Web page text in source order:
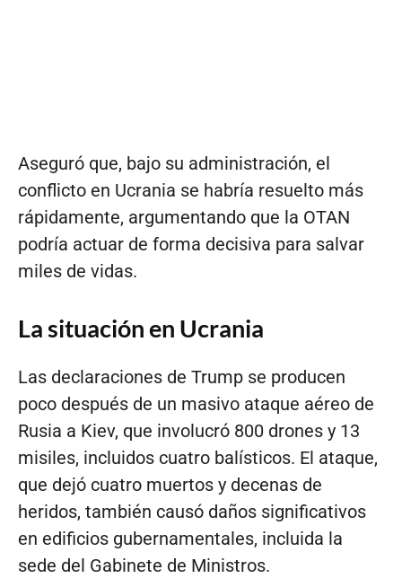
Aseguró que, bajo su administración, el
conflicto en Ucrania se habría resuelto más
rápidamente, argumentando que la OTAN
podría actuar de forma decisiva para salvar
miles de vidas.
La situación en Ucrania
Las declaraciones de Trump se producen
poco después de un masivo ataque aéreo de
Rusia a Kiev, que involucró 800 drones y 13
misiles, incluidos cuatro balísticos. El ataque,
que dejó cuatro muertos y decenas de
heridos, también causó daños significativos
en edificios gubernamentales, incluida la
sede del Gabinete de Ministros.